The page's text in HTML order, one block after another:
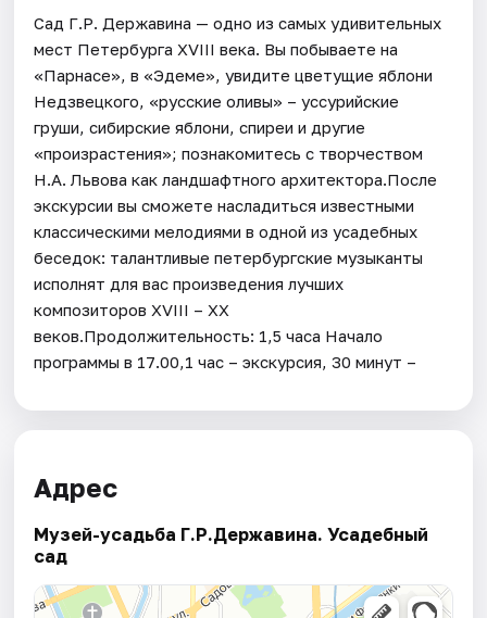
Сад Г.Р. Державина — одно из самых удивительных
мест Петербурга XVIII века. Вы побываете на
«Парнасе», в «Эдеме», увидите цветущие яблони
Недзвецкого, «русские оливы» – уссурийские
груши, сибирские яблони, спиреи и другие
«произрастения»; познакомитесь с творчеством
Н.А. Львова как ландшафтного архитектора.После
экскурсии вы сможете насладиться известными
классическими мелодиями в одной из усадебных
беседок: талантливые петербургские музыканты
исполнят для вас произведения лучших
композиторов XVIII – XX
веков.Продолжительность: 1,5 часа Начало
программы в 17.00,1 час – экскурсия, 30 минут –
Адрес
Музей-усадьба Г.Р.Державина. Усадебный
сад